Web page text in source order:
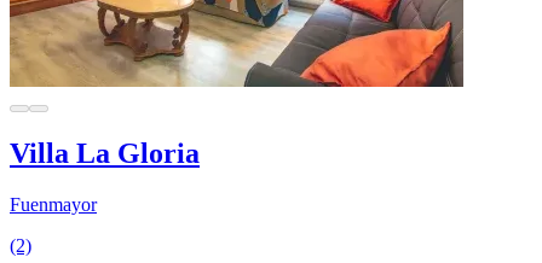
Villa La Gloria
Fuenmayor
(2)